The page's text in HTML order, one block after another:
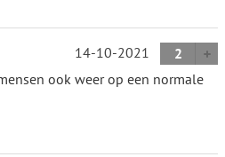
14-10-2021
2
ook weer op een normale